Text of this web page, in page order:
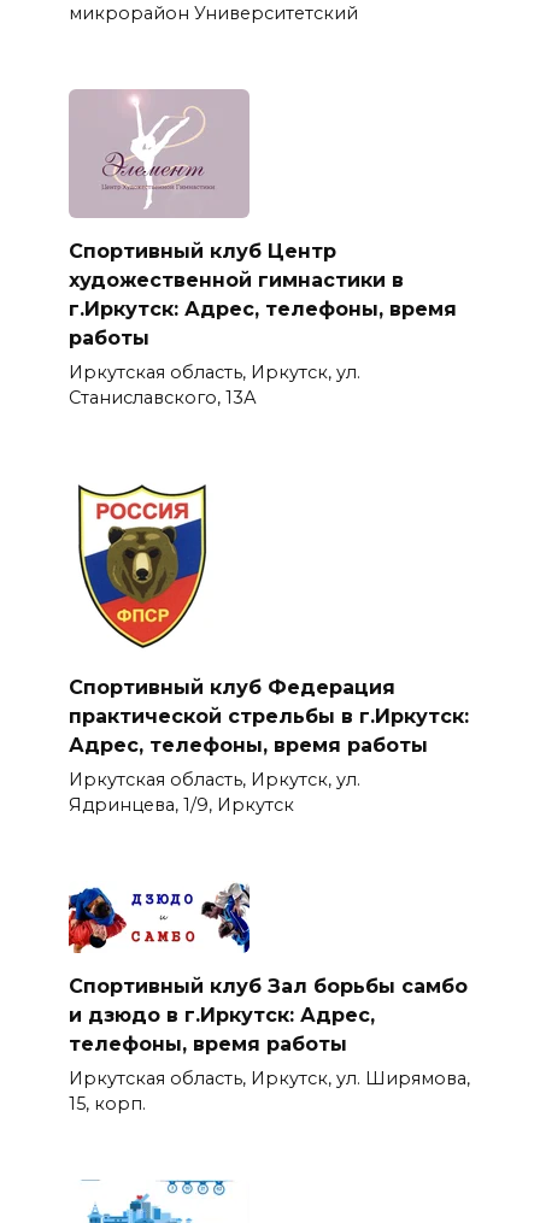
микрорайон Университетский
Спортивный клуб Центр
художественной гимнастики в
г.Иркутск: Адрес, телефоны, время
работы
Иркутская область, Иркутск, ул.
Станиславского, 13А
Спортивный клуб Федерация
практической стрельбы в г.Иркутск:
Адрес, телефоны, время работы
Иркутская область, Иркутск, ул.
Ядринцева, 1/9, Иркутск
Спортивный клуб Зал борьбы самбо
и дзюдо в г.Иркутск: Адрес,
телефоны, время работы
Иркутская область, Иркутск, ул. Ширямова,
15, корп.